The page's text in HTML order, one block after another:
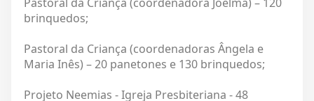
brinquedos;
Pastoral da Criança (coordenadoras Ângela e
Maria Inês) – 20 panetones e 130 brinquedos;
Projeto Neemias - Igreja Presbiteriana - 48